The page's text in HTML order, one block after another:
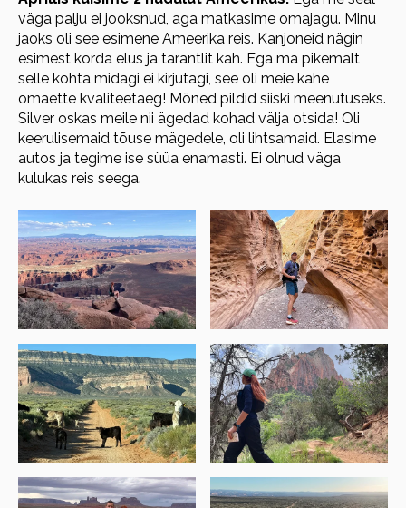
väga palju ei jooksnud, aga matkasime omajagu. Minu
jaoks oli see esimene Ameerika reis. Kanjoneid nägin
esimest korda elus ja tarantlit kah. Ega ma pikemalt
selle kohta midagi ei kirjutagi, see oli meie kahe
omaette kvaliteetaeg! Mõned pildid siiski meenutuseks.
Silver oskas meile nii ägedad kohad välja otsida! Oli
keerulisemaid tõuse mägedele, oli lihtsamaid. Elasime
autos ja tegime ise süüa enamasti. Ei olnud väga
kulukas reis seega.